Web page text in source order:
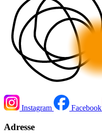
Instagram Facebook
Adresse